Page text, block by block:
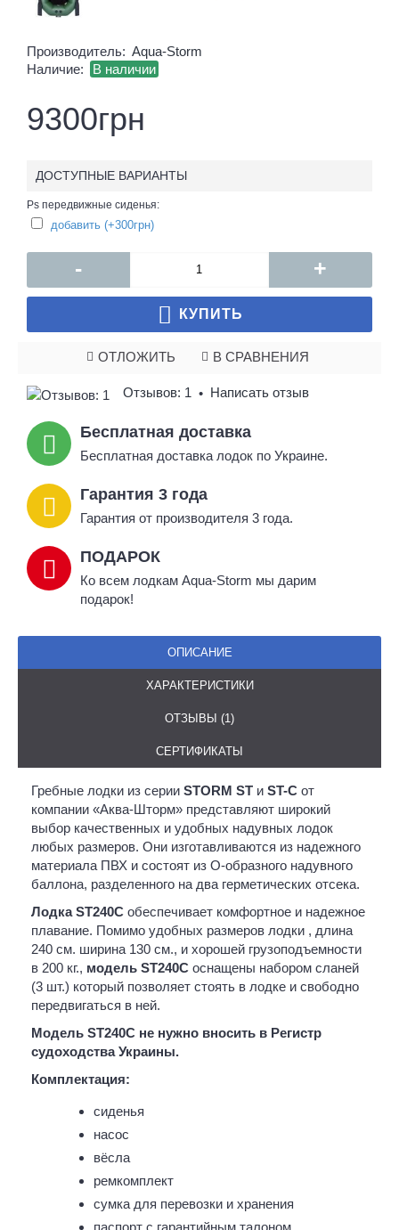
Производитель: Aqua-Storm
Наличие:
В наличии
9300грн
ДОСТУПНЫЕ ВАРИАНТЫ
Ps передвижные сиденья:
добавить (+300грн)
- +
КУПИТЬ
ОТЛОЖИТЬ В СРАВНЕНИЯ
Отзывов: 1 • Написать отзыв
Бесплатная доставка
Бесплатная доставка лодок по Украине.
Гарантия 3 года
Гарантия от производителя 3 года.
ПОДАРОК
Ко всем лодкам Aqua-Storm мы дарим
подарок!
ОПИСАНИЕ
ХАРАКТЕРИСТИКИ
ОТЗЫВЫ (1)
СЕРТИФИКАТЫ
Гребные лодки из серии STORM ST и ST-C от
компании «Аква-Шторм» представляют широкий
выбор качественных и удобных надувных лодок
любых размеров. Они изготавливаются из надежного
материала ПВХ и состоят из О-образного надувного
баллона, разделенного на два герметических отсека.
Лодка ST240C обеспечивает комфортное и надежное
плавание. Помимо удобных размеров лодки , длина
240 см. ширина 130 см., и хорошей грузоподъемности
в 200 кг., модель ST240C оснащены набором сланей
(3 шт.) который позволяет стоять в лодке и свободно
передвигаться в ней.
Модель ST240C не нужно вносить в Регистр
судоходства Украины.
Комплектация:
сиденья
насос
вёсла
ремкомплект
сумка для перевозки и хранения
паспорт с гарантийным талоном